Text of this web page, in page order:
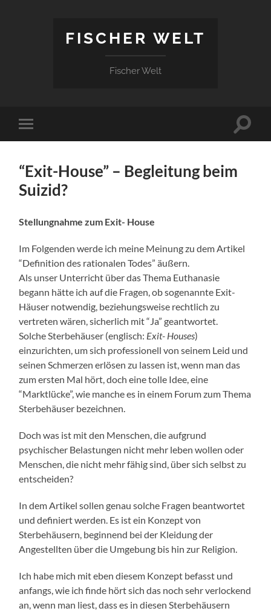
FISCHER WELT
Fischer Welt
Mobile-
Menü
“Exit-House” – Begleitung beim
Suizid?
Stellungnahme zum Exit- House
Im Folgenden werde ich meine Meinung zu dem Artikel
“Definition des rationalen Todes” äußern.
Als unser Unterricht über das Thema Euthanasie
begann hätte ich auf die Fragen, ob sogenannte Exit-
Häuser notwendig, beziehungsweise rechtlich zu
vertreten wären, sicherlich mit “Ja” geantwortet.
Solche Sterbehäuser (englisch: Exit- Houses)
einzurichten, um sich professionell von seinem Leid und
seinen Schmerzen erlösen zu lassen ist, wenn man das
zum ersten Mal hört, doch eine tolle Idee, eine
“Marktlücke”, wie manche es in einem Forum zum Thema
Sterbehäuser bezeichnen.
Doch was ist mit den Menschen, die aufgrund
psychischer Belastungen nicht mehr leben wollen oder
Menschen, die nicht mehr fähig sind, über sich selbst zu
entscheiden?
In dem Artikel sollen genau solche Fragen beantwortet
und definiert werden. Es ist ein Konzept von
Sterbehäusern, beginnend bei der Kleidung der
Angestellten über die Umgebung bis hin zur Religion.
Ich habe mich mit eben diesem Konzept befasst und
anfangs, wie ich finde hört sich das noch sehr verlockend
an, wenn man liest, dass es in diesen Sterbehäusern